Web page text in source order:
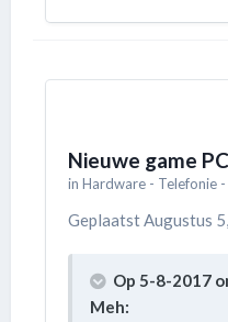
Nieuwe game
in Hardware - Telefonie
GeplaatstAugustus
Op 5-8-2017
Meh: